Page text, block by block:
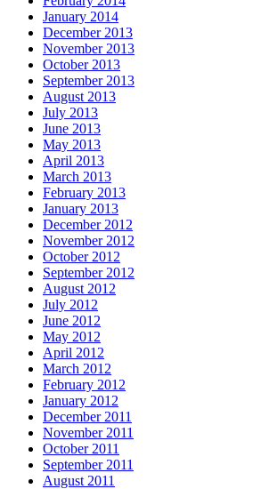
January 2014
December 2013
November 2013
October 2013
September 2013
August 2013
July 2013
June 2013
May 2013
April 2013
March 2013
February 2013
January 2013
December 2012
November 2012
October 2012
September 2012
August 2012
July 2012
June 2012
May 2012
April 2012
March 2012
February 2012
January 2012
December 2011
November 2011
October 2011
September 2011
August 2011